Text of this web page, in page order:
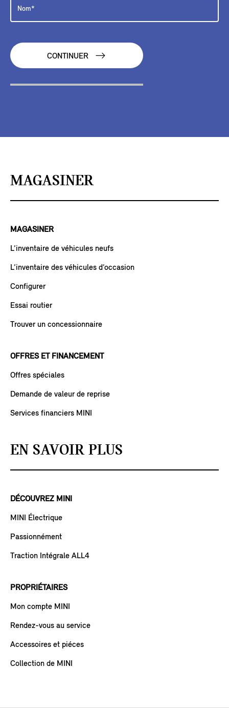
CONTINUER
MAGASINER
MAGASINER
L’inventaire de véhicules neufs
L’inventaire des véhicules d’occasion
Configurer
Essai routier
Trouver un concessionnaire
OFFRES ET FINANCEMENT
Offres spéciales
Demande de valeur de reprise
Services financiers MINI
EN SAVOIR PLUS
DÉCOUVREZ MINI
MINI Électrique
Passionnément
Traction Intégrale ALL4
PROPRIÉTAIRES
Mon compte MINI
Rendez-vous au service
Accessoires et piéces
Collection de MINI